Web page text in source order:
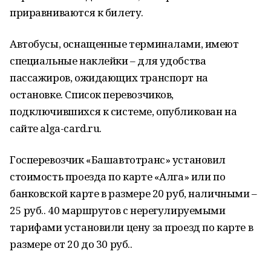
приравниваются к билету.
Автобусы, оснащенные терминалами, имеют
специальные наклейки – для удобства
пассажиров, ожидающих транспорт на
остановке. Список перевозчиков,
подключившихся к системе, опубликован на
сайте alga-card.ru.
Госперевозчик «Башавтотранс» установил
стоимость проезда по карте «Алга» или по
банковской карте в размере 20 руб, наличными –
25 руб.. 40 маршрутов с нерегулируемыми
тарифами установили цену за проезд по карте в
размере от 20 до 30 руб..